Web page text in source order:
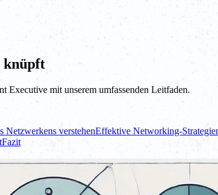
knüpft
Executive mit unserem umfassenden Leitfaden.
Netzwerkens verstehenEffektive Networking-
Fazit